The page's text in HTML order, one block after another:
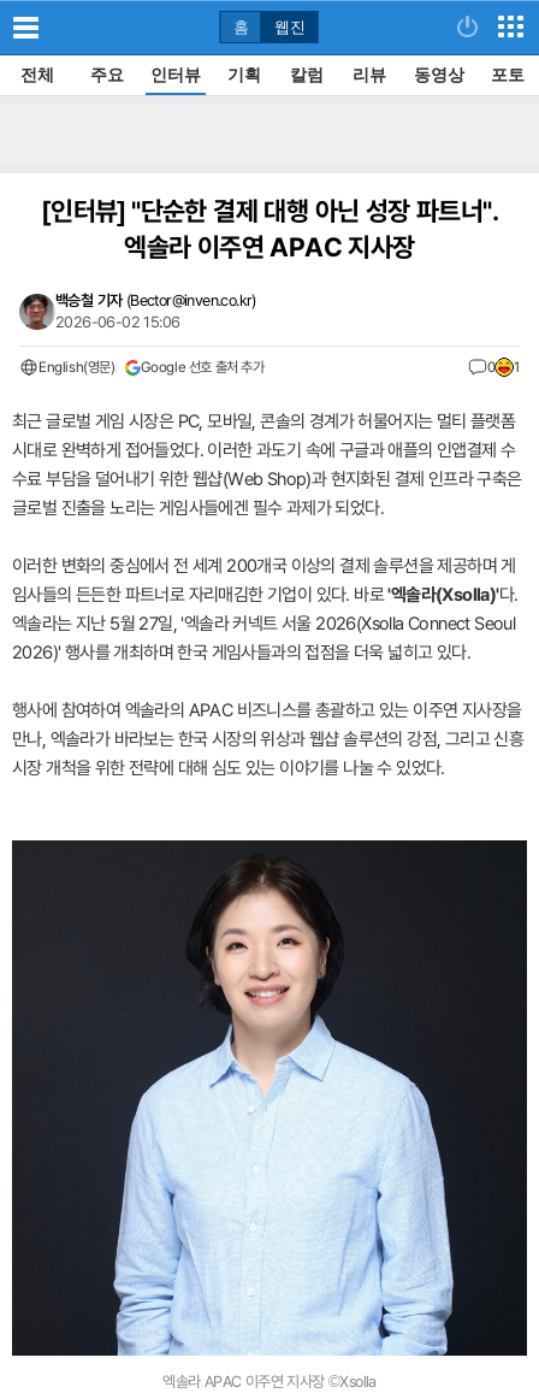
홈 웹진
전체 주요 인터뷰 기획 칼럼 리뷰 동영상 포토
[인터뷰]"단순한 결제 대행 아닌 성장 파트너".
엑솔라 이주연 APAC 지사장
백승철 기자 (Bector@inven.co.kr)
2026-06-02 15:06
English(영문) Google 선호 출처 추가 0 1
최근 글로벌 게임 시장은 PC, 모바일, 콘솔의 경계가 허물어지는 멀티 플랫폼
시대로 완벽하게 접어들었다. 이러한 과도기 속에 구글과 애플의 인앱결제 수
수료 부담을 덜어내기 위한 웹샵(Web Shop)과 현지화된 결제 인프라 구축은
글로벌 진출을 노리는 게임사들에겐 필수 과제가 되었다.
이러한 변화의 중심에서 전 세계 200개국 이상의 결제 솔루션을 제공하며 게
임사들의 든든한 파트너로 자리매김한 기업이 있다. 바로'엑솔라(Xsolla)'다.
엑솔라는 지난 5월 27일, '엑솔라 커넥트 서울 2026(Xsolla Connect Seoul
2026)' 행사를 개최하며 한국 게임사들과의 접점을 더욱 넓히고 있다.
행사에 참여하여 엑솔라의 APAC 비즈니스를 총괄하고 있는 이주연 지사장을
만나, 엑솔라가 바라보는 한국 시장의 위상과 웹샵 솔루션의 강점, 그리고 신흥
시장 개척을 위한 전략에 대해 심도 있는 이야기를 나눌 수 있었다.
엑솔라 APAC 이주연 지사장 ©Xsolla